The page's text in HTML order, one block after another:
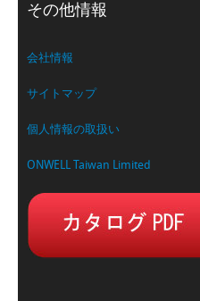
その他情報
会社情報
サイトマップ
個人情報の取扱い
ONWELL Taiwan Limited